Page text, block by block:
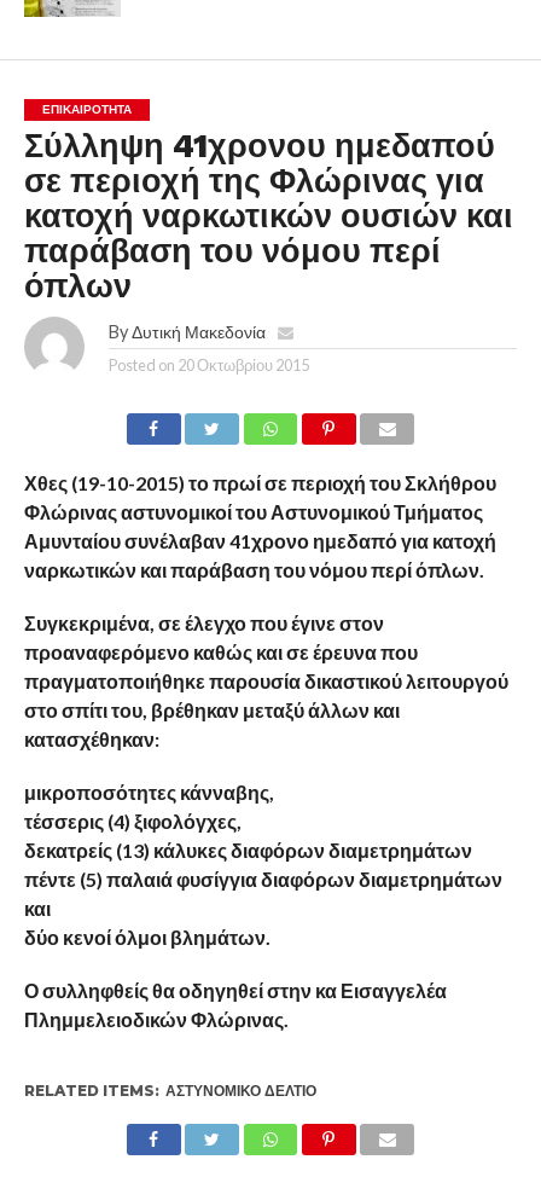
ΕΠΙΚΑΙΡΟΤΗΤΑ
Σύλληψη 41χρονου ημεδαπού
σε περιοχή της Φλώρινας για
κατοχή ναρκωτικών ουσιών και
παράβαση του νόμου περί
όπλων
By Δυτική Μακεδονία
Posted on 20 Οκτωβρίου 2015
Χθες (19-10-2015) το πρωί σε περιοχή του Σκλήθρου
Φλώρινας αστυνομικοί του Αστυνομικού Τμήματος
Αμυνταίου συνέλαβαν 41χρονο ημεδαπό για κατοχή
ναρκωτικών και παράβαση του νόμου περί όπλων.
Συγκεκριμένα, σε έλεγχο που έγινε στον
προαναφερόμενο καθώς και σε έρευνα που
πραγματοποιήθηκε παρουσία δικαστικού λειτουργού
στο σπίτι του, βρέθηκαν μεταξύ άλλων και
κατασχέθηκαν:
μικροποσότητες κάνναβης,
τέσσερις (4) ξιφολόγχες,
δεκατρείς (13) κάλυκες διαφόρων διαμετρημάτων
πέντε (5) παλαιά φυσίγγια διαφόρων διαμετρημάτων
και
δύο κενοί όλμοι βλημάτων.
Ο συλληφθείς θα οδηγηθεί στην κα Εισαγγελέα
Πλημμελειοδικών Φλώρινας.
RELATED ITEMS: ΑΣΤΥΝΟΜΙΚΌ ΔΕΛΤΊΟ